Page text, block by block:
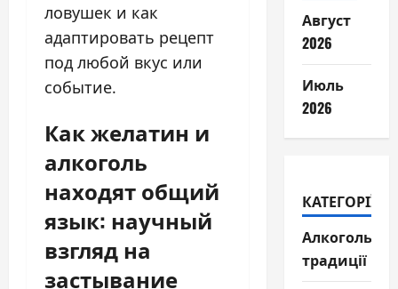
ловушек и как
адаптировать рецепт
под любой вкус или
событие.
Как желатин и
алкоголь
находят общий
язык: научный
взгляд на
застывание
Август
2026
Июль
2026
КАТЕГОРІЇ
Алкогольні
традиції